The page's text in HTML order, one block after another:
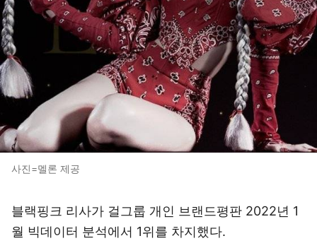
사진=멜론 제공
블랙핑크 리사가 걸그룹 개인 브랜드평판 2022년 1
월 빅데이터 분석에서 1위를 차지했다.